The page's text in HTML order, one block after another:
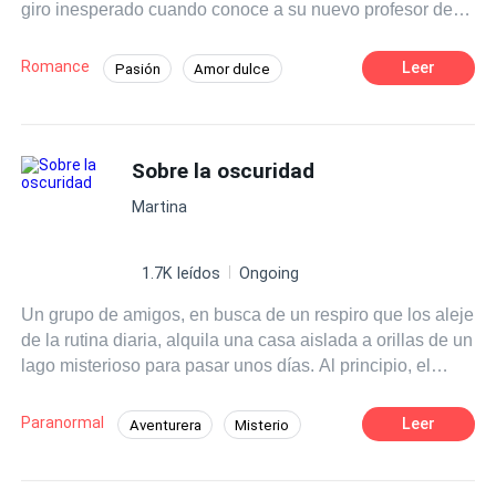
giro inesperado cuando conoce a su nuevo profesor de
talentoso que despierta en ella una admiración profunda.
A medida que las clases avanzan Clara se siente cada
Romance Pasión Amor dulce
Primer Amor
Leer
Sobre la oscuridad
Martina
1.7K leídos Ongoing
Un grupo de amigos, en busca de un respiro que los aleje
de la rutina diaria, alquila una casa aislada a orillas de un
lago misterioso para pasar unos días. Al principio, el
pero poco a poco fenómenos extraños comienzan a
perturbar esa tranquilidad. Se va revelando, de forma
Paranormal Aventurera Misterio Leer